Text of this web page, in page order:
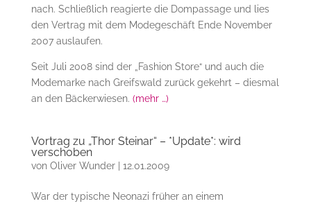
nach. Schließlich reagierte die Dompassage und lies
den Vertrag mit dem Modegeschäft Ende November
2007 auslaufen.
Seit Juli 2008 sind der „Fashion Store“ und auch die
Modemarke nach Greifswald zurück gekehrt – diesmal
an den Bäckerwiesen. (mehr …)
Vortrag zu „Thor Steinar“ – *Update*: wird
verschoben
von Oliver Wunder| 12.01.2009
War der typische Neonazi früher an einem